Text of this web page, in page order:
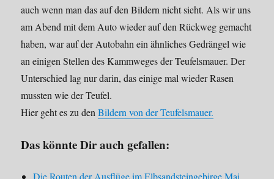
auch wenn man das auf den Bildern nicht sieht. Als wir uns
am Abend mit dem Auto wieder auf den Rückweg gemacht
haben, war auf der Autobahn ein ähnliches Gedrängel wie
an einigen Stellen des Kammweges der Teufelsmauer. Der
Unterschied lag nur darin, das einige mal wieder Rasen
mussten wie der Teufel.
Hier geht es zu denBildern von der Teufelsmauer.
Das könnte Dir auch gefallen: